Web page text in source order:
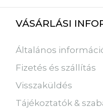
VÁSÁRLÁSI
Általános
Fizetés és szállítás
Visszaküldés
Tájékoztatók &